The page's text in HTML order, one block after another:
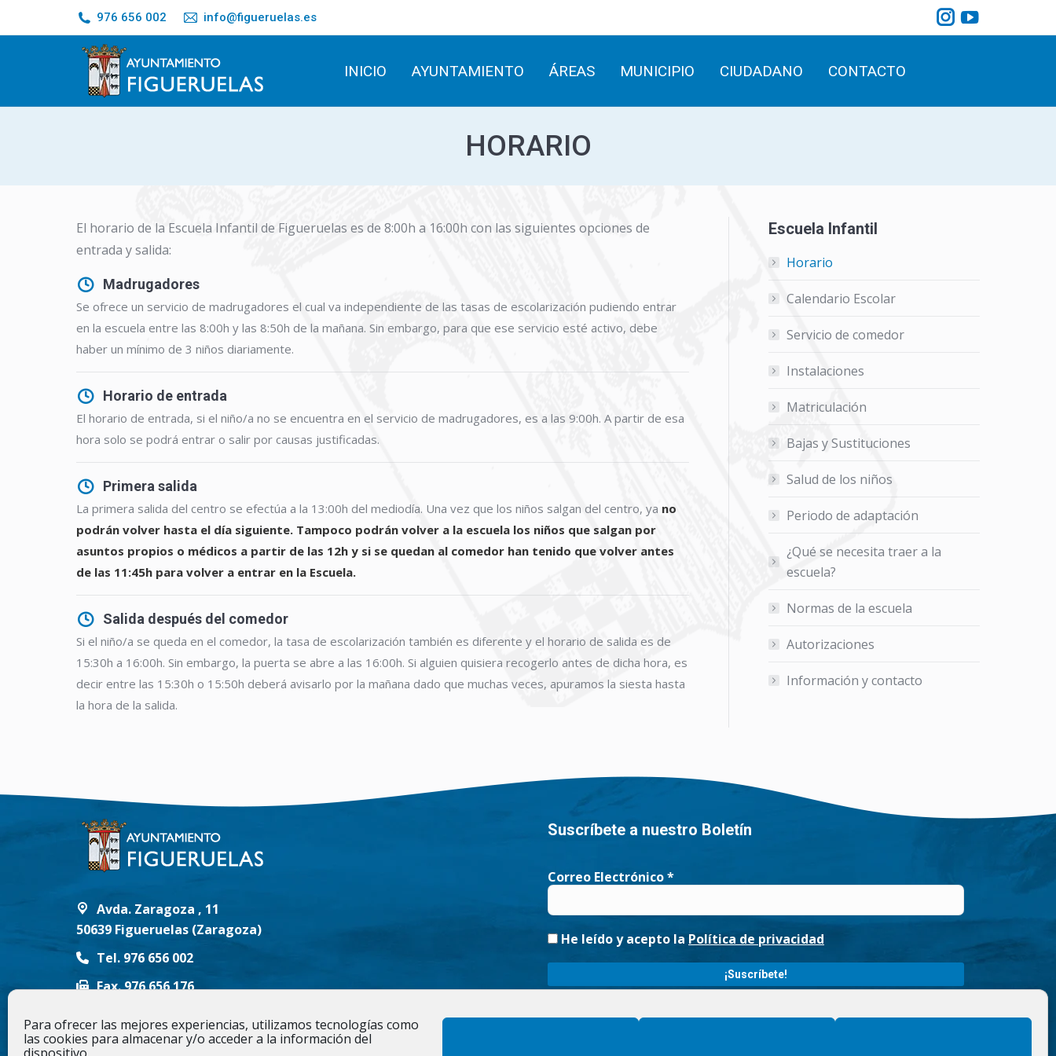
Para ofrecer las mejores experiencias, utilizamos tecnologías como
las cookies para almacenar y/o acceder a la información del
976 656 002 info@figueruelas.es
Instagram
new
YouTube
new
INICIO AYUNTAMIENTO ÁREAS MUNICIPIO CIUDADANO CONTACTO
HORARIO
El horario de la Escuela Infantil de Figueruelas es de 8:00h a 16:00h con las siguientes opciones de
entrada y salida:
Madrugadores
Se ofrece un servicio de madrugadores el cual va independiente de las tasas de escolarización pudiendo entrar
en la escuela entre las 8:00h y las 8:50h de la mañana. Sin embargo, para que ese servicio esté activo, debe
haber un mínimo de 3 niños diariamente.
Horario de entrada
El horario de entrada, si el niño/a no se encuentra en el servicio de madrugadores, es a las 9:00h. A partir de esa
hora solo se podrá entrar o salir por causas justificadas.
Primera salida
La primera salida del centro se efectúa a la 13:00h del mediodía. Una vez que los niños salgan del centro, ya no
podrán volver hasta el día siguiente. Tampoco podrán volver a la escuela los niños que salgan por
asuntos propios o médicos a partir de las 12h y si se quedan al comedor han tenido que volver antes
de las 11:45h para volver a entrar en la Escuela.
Salida después del comedor
Si el niño/a se queda en el comedor, la tasa de escolarización también es diferente y el horario de salida es de
15:30h a 16:00h. Sin embargo, la puerta se abre a las 16:00h. Si alguien quisiera recogerlo antes de dicha hora, es
decir entre las 15:30h o 15:50h deberá avisarlo por la mañana dado que muchas veces, apuramos la siesta hasta
la hora de la salida.
Escuela Infantil
Horario
Calendario Escolar
Servicio de comedor
Instalaciones
Matriculación
Bajas y Sustituciones
Salud de los niños
Periodo de adaptación
¿Qué se necesita traer a la
escuela?
Normas de la escuela
Autorizaciones
Información y contacto
Avda. Zaragoza , 11
50639 Figueruelas (Zaragoza)
Tel. 976 656 002
Fax. 976 656 176
Síguenos en
Suscríbete a nuestro Boletín
Correo Electrónico*
He leído y acepto la Política de privacidad
Search: